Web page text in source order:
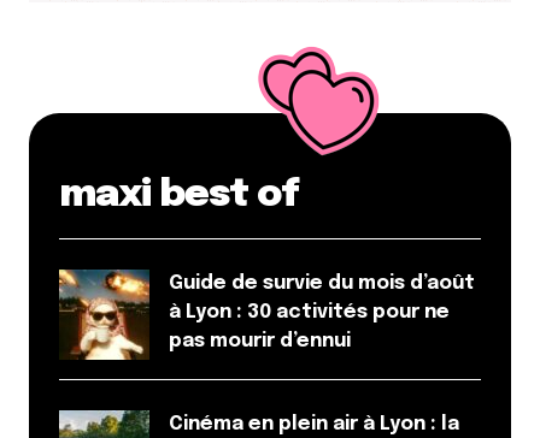
maxi best of
Guide de survie du mois d’août
à Lyon : 30 activités pour ne
pas mourir d’ennui
Cinéma en plein air à Lyon : la